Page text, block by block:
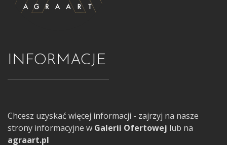
INFORMACJE
Chcesz uzyskać więcej informacji - zajrzyj na nasze
strony informacyjne w Galerii Ofertowej lub na
agraart.pl